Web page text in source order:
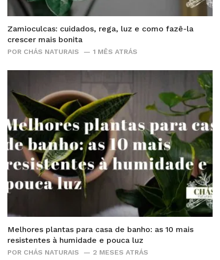
Zamioculcas: cuidados, rega, luz e como fazê-la
crescer mais bonita
POR CHÁS NATURAIS 1 MÊS ATRÁS
Melhores plantas para casa de banho: as 10 mais
resistentes à humidade e pouca luz
POR CHÁS NATURAIS 2 MESES ATRÁS